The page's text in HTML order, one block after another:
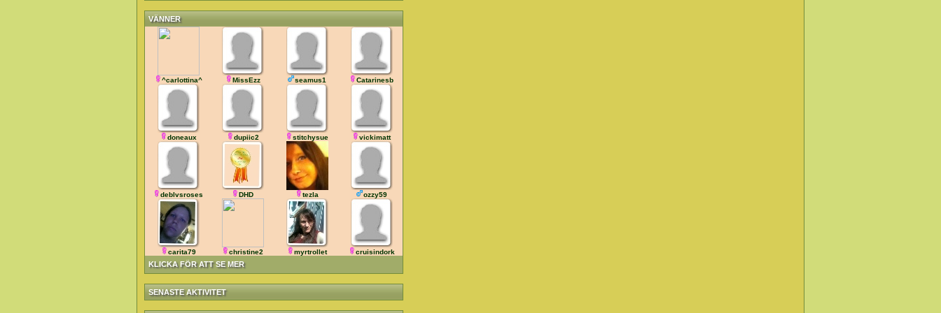
VÄNNER
KLICKA FÖR ATT SE MER
^carlottina^ MissEzz seamus1 Catarinesb
doneaux dupiic2 stitchysue vickimatt
deblvsroses DHD tezla ozzy59
carita79 christine2 myrtrollet cruisindork
SENASTE AKTIVITET